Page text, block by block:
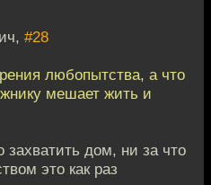
#28
любопытства, а что
мешает жить и
захватить дом, ни за что
это как раз